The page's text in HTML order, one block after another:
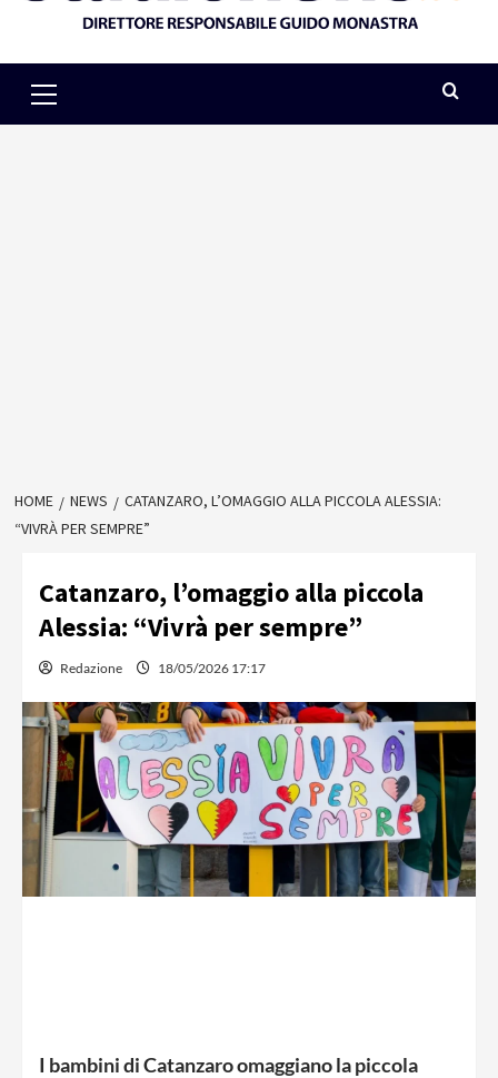
Menu
HOME NEWS
CATANZARO, L’OMAGGIO ALLA PICCOLA ALESSIA:
“VIVRÀ PER SEMPRE”
Catanzaro, l’omaggio alla piccola
Alessia: “Vivrà per sempre”
Redazione 18/05/2026 17:17
I bambini di Catanzaro omaggiano la piccola